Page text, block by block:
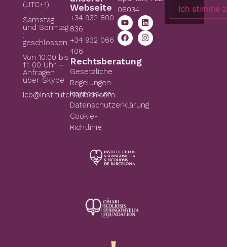
(UTC+1)
Samstag
und Sonntag
:
geschlossen.
Von 10:00 bis
11: 00 Uhr –
Anfragen
über Skype
icb@institutchiaribcn.com
Webseite
+34 932 800
836
+34 932 066
406
Rechtsberatung
Gesetzliche
Regelungen
Impressum
Datenschutzerklärung
Cookie-
Richtlinie
08034
Ich stimme